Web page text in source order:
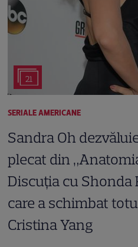
21
SERIALE AMERICANE
Sandra Oh
plecat din
Discuția cu Shonda
care a schimbat
Cristina Yang